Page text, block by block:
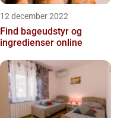
12 december 2022
Find bageudstyr og
ingredienser online